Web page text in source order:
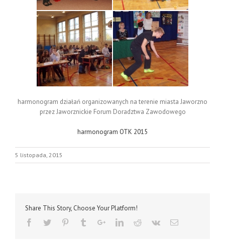
harmonogram działań organizowanych na terenie miasta Jaworzno
przez Jaworznickie Forum Doradztwa Zawodowego
harmonogram OTK 2015
5 listopada, 2015
Share This Story, Choose Your Platform!